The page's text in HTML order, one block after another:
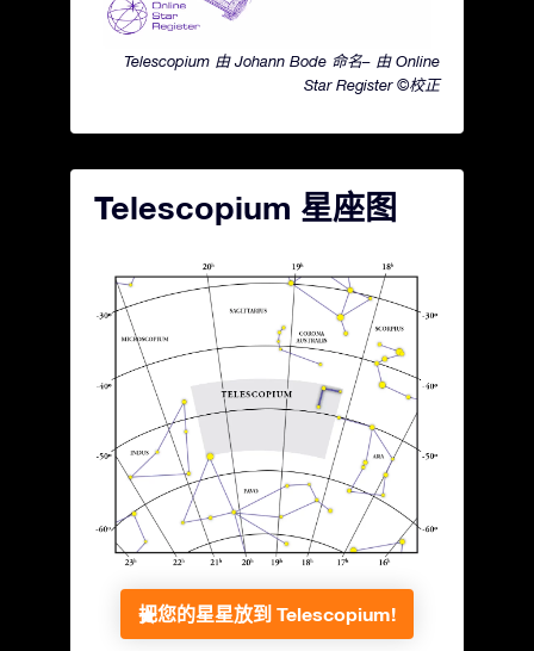
Telescopium 由 Johann Bode 命名– 由 Online
Star Register ©校正
Telescopium 星座图
把您的星星放到 Telescopium!